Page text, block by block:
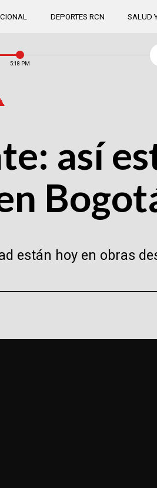
DEPORTES RCN SALUD
5:18 PM
así
están hoy en obras